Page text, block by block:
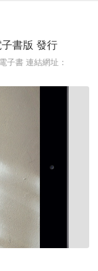
書版 發行
子書 連結網址：